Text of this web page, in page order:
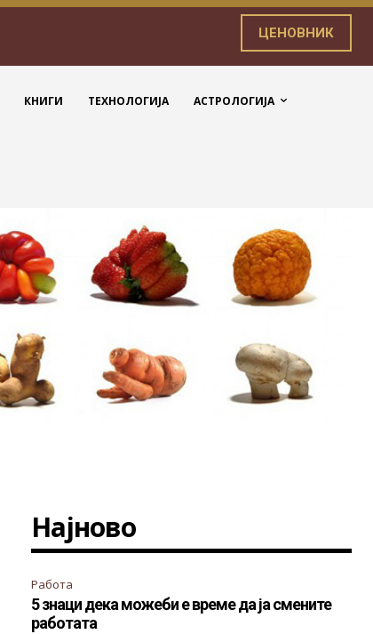
ЦЕНОВНИК
КНИГИ ТЕХНОЛОГИЈА АСТРОЛОГИЈА
Најново
Работа
5 знаци дека можеби е време да ја смените
работата